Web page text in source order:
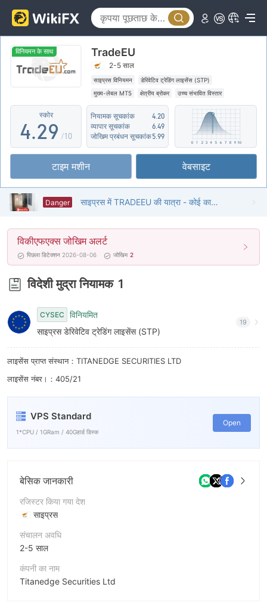
विनियमन के साथ TradeEU
2-5 साल
साइप्रस विनियमन
डेरिवेटिव ट्रेडिंग लाइसेंस (STP)
मुख्य-लेबल MT5
क्षेत्रीय ब्रोकर उच्च संभावित विस्तार
स्कोर
0
1
3
4
5
6
7
8
9
.
1
2
3
4
5
6
7
8
4
5
6
8
9 /10
नियामक सूचकांक
4.20
व्यापार सूचकांक
6.49
जोखिम प्रबंधन सूचकांक5.99
टाइम मशीन वेबसाइट
Danger साइप्रस में TRADEEU की यात्रा - कोई कार्यालय नहीं मिला
विकीएफएक्स जोखिम अलर्ट
पिछला डिटेक्शन 2026-08-06 जोखिम 2
विदेशी मुद्रा नियामक 1
CYSEC
विनियमित
साइप्रस डेरिवेटिव ट्रेडिंग लाइसेंस (STP)
19
लाइसेंस प्राप्त संस्थान：TITANEDGE SECURITIES LTD
लाइसेंस नंबर।：405/21
VPS Standard
1*CPU / 1GRam / 40Gहार्ड डिस्क
Open
बेसिक जानकारी
रजिस्टर किया गया देश
साइप्रस
संचालन अवधि
2-5 साल
कंपनी का नाम
Titanedge Securities Ltd